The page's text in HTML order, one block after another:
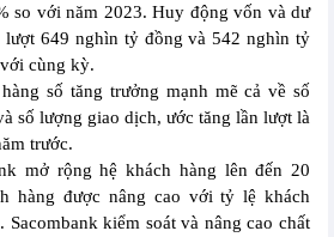
so với năm 2023. Huy động vốn và dư
lượt 649 nghìn tỷ đồng và 542 nghìn tỷ
cùng kỳ.
số tăng trưởng mạnh mẽ cả về số
số lượng giao dịch, ước tăng lần lượt là
trước.
mở rộng hệ khách hàng lên đến 20
hàng được nâng cao với tỷ lệ khách
kiểm soát và nâng cao chất